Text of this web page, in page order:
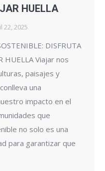
HUELLA
22, 2025
DISFRUTA
HUELLA Viajar nos
paisajes y
una
impacto en el
que
no solo es una
para garantizar que